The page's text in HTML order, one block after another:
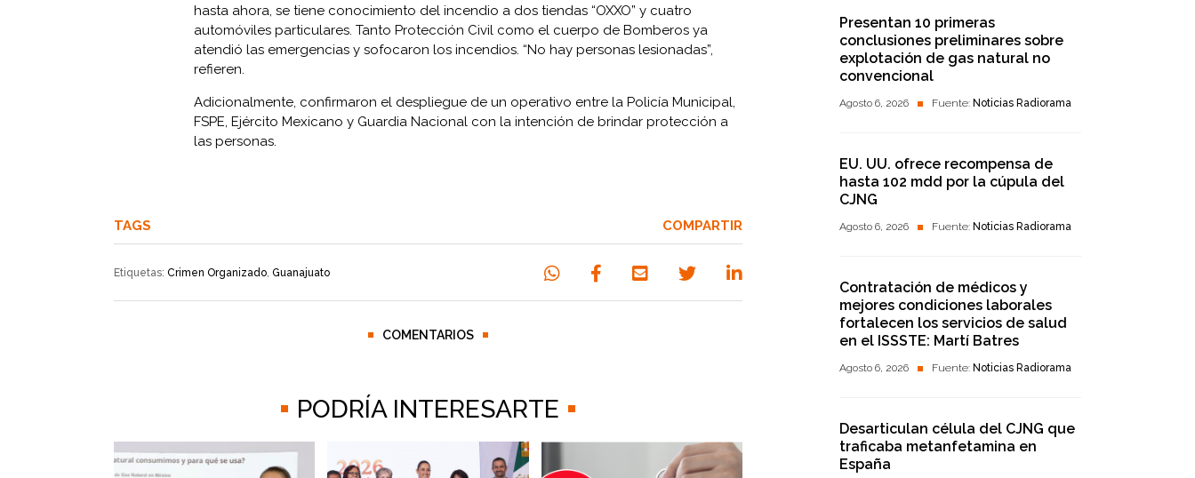
hasta ahora, se tiene conocimiento del incendio a dos tiendas “OXXO” y cuatro
automóviles particulares. Tanto Protección Civil como el cuerpo de Bomberos ya
atendió las emergencias y sofocaron los incendios. “No hay personas lesionadas”,
refieren.
Adicionalmente, confirmaron el despliegue de un operativo entre la Policía Municipal,
FSPE, Ejército Mexicano y Guardia Nacional con la intención de brindar protección a
las personas.
TAGS
Etiquetas: Crimen Organizado Guanajuato
COMPARTIR
COMENTARIOS
PODRÍA INTERESARTE
Presentan 10 primeras
conclusiones preliminares sobre
explotación de gas natural no
convencional
Agosto 6, 2026 Fuente: Noticias Radiorama
EU. UU. ofrece recompensa de
hasta 102 mdd por la cúpula del
CJNG
Agosto 6, 2026 Fuente: Noticias Radiorama
Contratación de médicos y
mejores condiciones laborales
fortalecen los servicios de salud
en el ISSSTE: Martí Batres
Agosto 6, 2026 Fuente: Noticias Radiorama
Desarticulan célula del CJNG que
traficaba metanfetamina en
España